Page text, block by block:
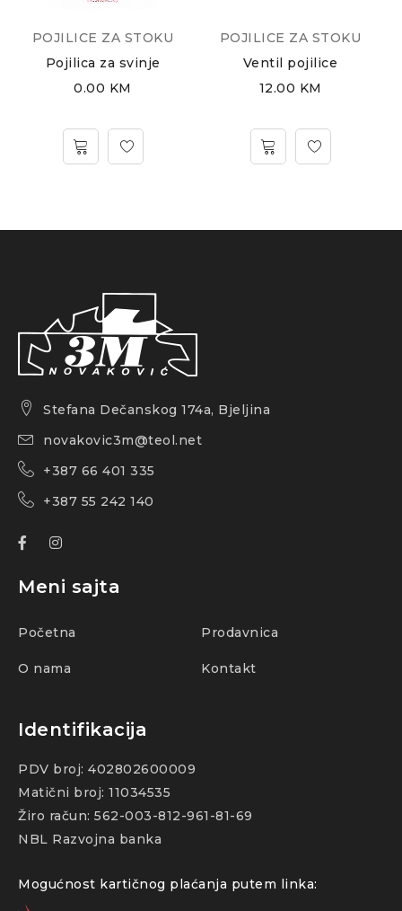
POJILICE ZA STOKU
Pojilica za svinje
0.00 KM
POJILICE ZA STOKU
Ventil pojilice
12.00 KM
Stefana Dečanskog 174a, Bjeljina
novakovic3m@teol.net
+387 66 401 335
+387 55 242 140
Meni sajta
Početna Prodavnica
O nama Kontakt
Identifikacija
PDV broj: 402802600009
Matični broj: 11034535
Žiro račun: 562-003-812-961-81-69
NBL Razvojna banka
Mogućnost kartičnog plaćanja putem linka: